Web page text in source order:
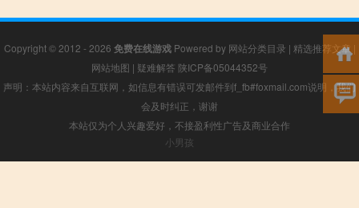
Copyright © 2012 - 2026 免费在线游戏Powered by 网站分类目录 | 精选推荐文章 |
网站地图 | 疑难解答 陕ICP备05044352号
声明：本站内容来自互联网，如信息有错误可发邮件到f_fb#foxmail.com说明，我们
会及时纠正，谢谢
本站仅为个人兴趣爱好，不接盈利性广告及商业合作
小男孩